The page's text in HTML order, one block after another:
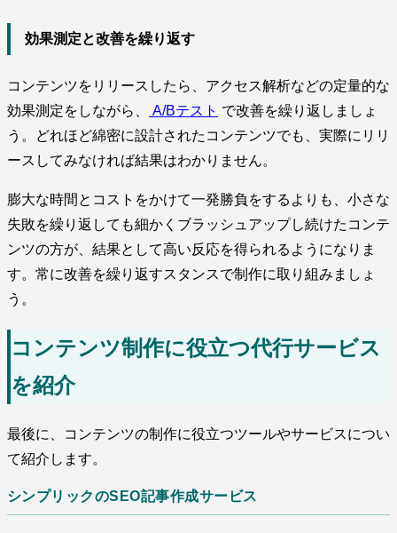
効果測定と改善を繰り返す
コンテンツをリリースしたら、アクセス解析などの定量的な
効果測定をしながら、
A/Bテスト で改善を繰り返しましょ
う。どれほど綿密に設計されたコンテンツでも、実際にリリ
ースしてみなければ結果はわかりません。
膨大な時間とコストをかけて一発勝負をするよりも、小さな
失敗を繰り返しても細かくブラッシュアップし続けたコンテ
ンツの方が、結果として高い反応を得られるようになりま
す。常に改善を繰り返すスタンスで制作に取り組みましょ
う。
コンテンツ制作に役立つ代行サービス
を紹介
最後に、コンテンツの制作に役立つツールやサービスについ
て紹介します。
シンプリックのSEO記事作成サービス